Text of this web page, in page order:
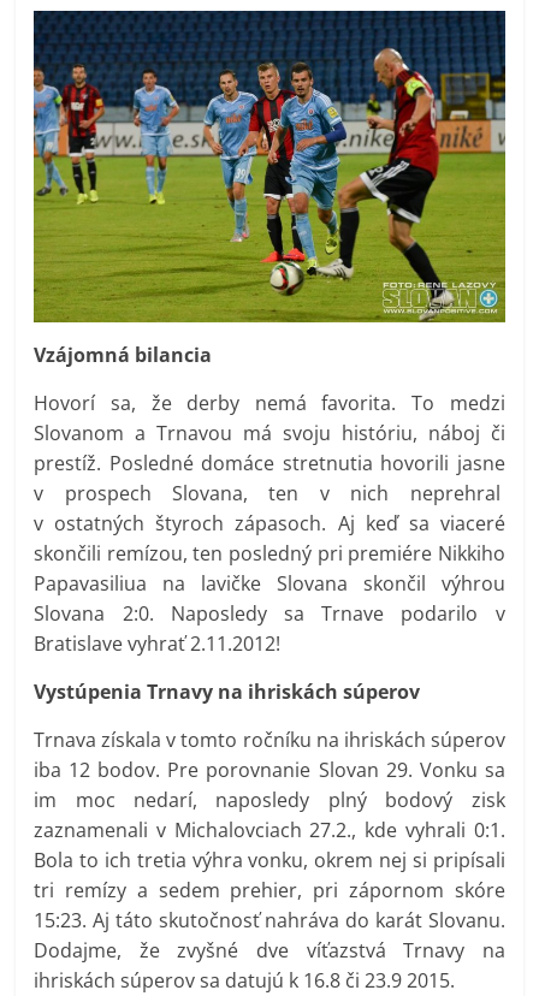
Vzájomná bilancia
Hovorí sa, že derby nemá favorita. To medzi
Slovanom a Trnavou má svoju históriu, náboj či
prestíž. Posledné domáce stretnutia hovorili jasne
v prospech Slovana, ten v nich neprehral
v ostatných štyroch zápasoch. Aj keď sa viaceré
skončili remízou, ten posledný pri premiére Nikkiho
Papavasiliua na lavičke Slovana skončil výhrou
Slovana 2:0. Naposledy sa Trnave podarilo v
Bratislave vyhrať 2.11.2012!
Vystúpenia Trnavy na ihriskách súperov
Trnava získala v tomto ročníku na ihriskách súperov
iba 12 bodov. Pre porovnanie Slovan 29. Vonku sa
im moc nedarí, naposledy plný bodový zisk
zaznamenali v Michalovciach 27.2., kde vyhrali 0:1.
Bola to ich tretia výhra vonku, okrem nej si pripísali
tri remízy a sedem prehier, pri zápornom skóre
15:23. Aj táto skutočnosť nahráva do karát Slovanu.
Dodajme, že zvyšné dve víťazstvá Trnavy na
ihriskách súperov sa datujú k 16.8 či 23.9 2015.